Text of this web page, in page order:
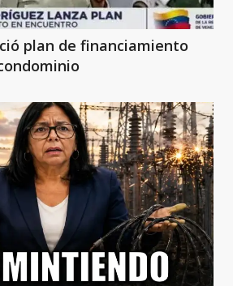
plan de financiamiento